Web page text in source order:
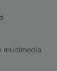
multimedia